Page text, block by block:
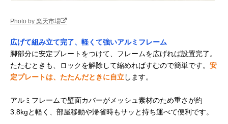
Photo by 楽天市場
広げて組み立て完了、軽くて強いアルミフレーム
脚部分に安定プレートをつけて、フレームを広げれば設置完了。
たたむときも、ロックを解除して縮めればすむので簡単です。 安
定プレートは、たたんだときに自立します。
アルミフレームで壁面カバーがメッシュ素材のため重さが約
3.8kgと軽く、部屋移動や帰省時もサッと持ち運べて便利です。